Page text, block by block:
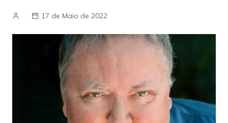
17 de Maio de 2022